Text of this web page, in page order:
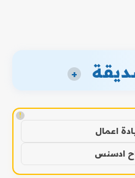
+
!
اعمال
ادسنس